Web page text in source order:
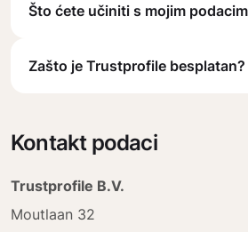
Što ćete učiniti s mojim
Zašto je Trustprofile besplatan?
Kontakt podaci
Trustprofile B.V.
Moutlaan 32